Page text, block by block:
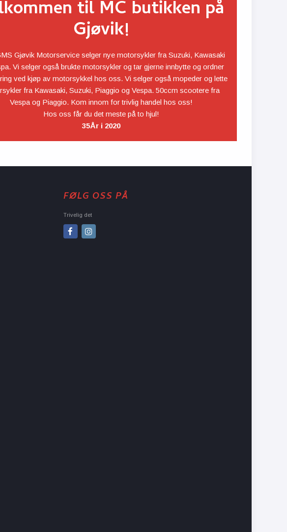
til MC butikken på
Gjøvik!
Gjøvik Motorservice selger nye motorsykler fra Suzuki, Kawasaki
Vi selger også brukte motorsykler og tar gjerne innbytte og ordner
ved kjøp av motorsykkel hos oss. Vi selger også mopeder og lette
fra Kawasaki, Suzuki, Piaggio og Vespa. 50ccm scootere fra
Vespa og Piaggio. Kom innom for trivlig handel hos oss!
Hos oss får du det meste på to hjul!
35År i 2020
FØLG OSS PÅ
Trivelig det